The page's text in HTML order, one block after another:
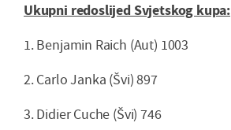
Ukupni redoslijed Svjetskog kupa:
1. Benjamin Raich (Aut) 1003
2. Carlo Janka (Švi) 897
3. Didier Cuche (Švi) 746